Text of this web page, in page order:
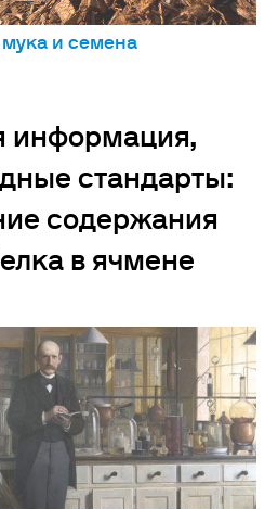
мука и семена
информация,
стандарты:
содержания
в ячмене